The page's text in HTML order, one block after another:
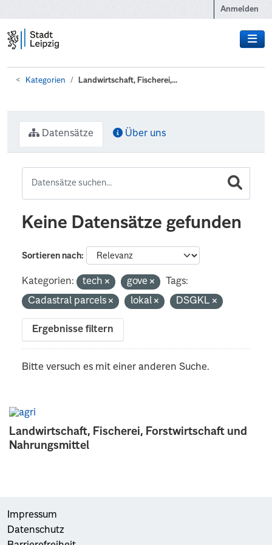
Anmelden
Kategorien Landwirtschaft, Fischerei,...
Landwirtschaft, Fischerei, Forstwirtschaft und
Nahrungsmittel
Datensätze Über uns
Keine Datensätze gefunden
Sortieren nach
Kategorien: tech gove
Tags:
Cadastral parcels
lokal DSGKL
Ergebnisse filtern
Bitte versuch es mit einer anderen Suche.
Impressum
Datenschutz